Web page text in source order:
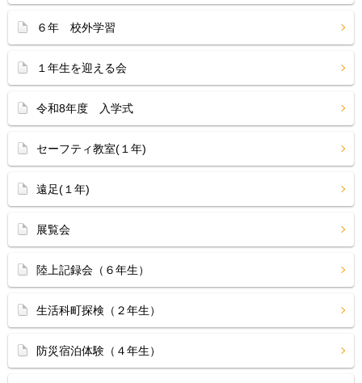
６年 校外学習
１年生を迎える会
令和8年度 入学式
セーフティ教室(１年)
遠足(１年)
展覧会
陸上記録会（６年生）
生活科町探検（２年生）
防災宿泊体験（４年生）